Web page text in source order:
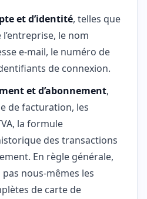
et d’identité, telles que
le nom
e-mail, le numéro de
de connexion.
et d’abonnement,
de facturation, les
la formule
des transactions
En règle générale,
nous-mêmes les
de carte de